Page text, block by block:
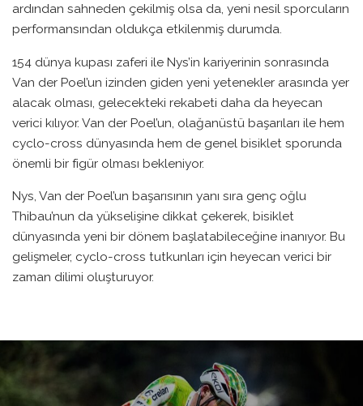
ardından sahneden çekilmiş olsa da, yeni nesil sporcuların
performansından oldukça etkilenmiş durumda.
154 dünya kupası zaferi ile Nys’in kariyerinin sonrasında
Van der Poel’un izinden giden yeni yetenekler arasında yer
alacak olması, gelecekteki rekabeti daha da heyecan
verici kılıyor. Van der Poel’un, olağanüstü başarıları ile hem
cyclo-cross dünyasında hem de genel bisiklet sporunda
önemli bir figür olması bekleniyor.
Nys, Van der Poel’un başarısının yanı sıra genç oğlu
Thibau’nun da yükselişine dikkat çekerek, bisiklet
dünyasında yeni bir dönem başlatabileceğine inanıyor. Bu
gelişmeler, cyclo-cross tutkunları için heyecan verici bir
zaman dilimi oluşturuyor.